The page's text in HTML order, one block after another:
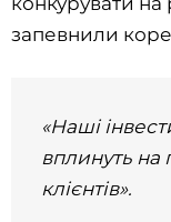
запевнили
«Наші
вплинуть на
клієнтів».